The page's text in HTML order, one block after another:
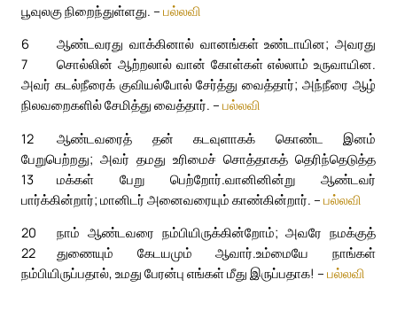
பூவுலகு நிறைந்துள்ளது. – பல்லவி
6
ஆண்டவரது வாக்கினால் வானங்கள் உண்டாயின; அவரது
சொல்லின் ஆற்றலால் வான் கோள்கள் எல்லாம் உருவாயின.
7
அவர் கடல்நீரைக் குவியல்போல் சேர்த்து வைத்தார்; அந்நீரை ஆழ்
நிலவறைகளில் சேமித்து வைத்தார். – பல்லவி
12
ஆண்டவரைத் தன் கடவுளாகக் கொண்ட இனம்
பேறுபெற்றது; அவர் தமது உரிமைச் சொத்தாகத் தெரிந்தெடுத்த
மக்கள் பேறு பெற்றோர்.
13
வானினின்று ஆண்டவர்
பார்க்கின்றார்; மானிடர் அனைவரையும் காண்கின்றார். – பல்லவி
20
நாம் ஆண்டவரை நம்பியிருக்கின்றோம்; அவரே நமக்குத்
துணையும் கேடயமும் ஆவார்.
22
உம்மையே நாங்கள்
நம்பியிருப்பதால், உமது பேரன்பு எங்கள் மீது இருப்பதாக! – பல்லவி